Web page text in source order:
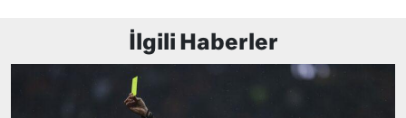
İlgili Haberler